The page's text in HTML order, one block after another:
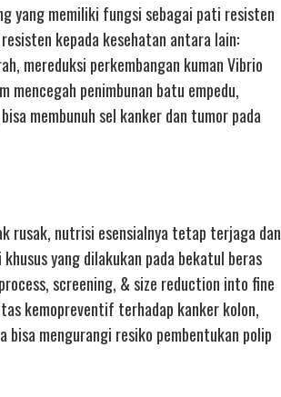
yang memiliki fungsi sebagai pati resisten
kepada kesehatan antara lain:
mereduksi perkembangan kuman Vibrio
mencegah penimbunan batu empedu,
membunuh sel kanker dan tumor pada
rusak, nutrisi esensialnya tetap terjaga dan
yang dilakukan pada bekatul beras
screening, & size reduction into fine
kemopreventif terhadap kanker kolon,
bisa mengurangi resiko pembentukan polip